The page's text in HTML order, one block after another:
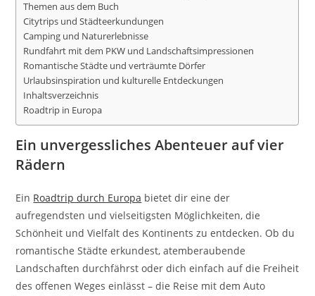
Themen aus dem Buch
Citytrips und Städteerkundungen
Camping und Naturerlebnisse
Rundfahrt mit dem PKW und Landschaftsimpressionen
Romantische Städte und verträumte Dörfer
Urlaubsinspiration und kulturelle Entdeckungen
Inhaltsverzeichnis
Roadtrip in Europa
Ein unvergessliches Abenteuer auf vier
Rädern
Ein Roadtrip durch Europa bietet dir eine der
aufregendsten und vielseitigsten Möglichkeiten, die
Schönheit und Vielfalt des Kontinents zu entdecken. Ob du
romantische Städte erkundest, atemberaubende
Landschaften durchfährst oder dich einfach auf die Freiheit
des offenen Weges einlässt – die Reise mit dem Auto